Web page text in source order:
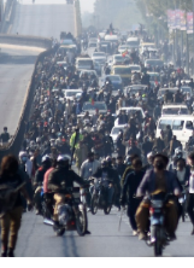
PODCAST
NEWSLETTER
I MIEI PREFERITI